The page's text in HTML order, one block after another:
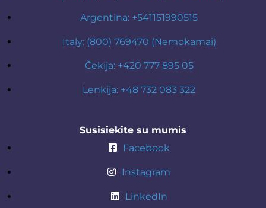
Argentina: +541151990515
Italy: (800) 769470 (Nemokamai)
Čekija: +420 777 895 05
Lenkija: +48 732 083 322
Susisiekite su mumis
Facebook
Instagram
LinkedIn